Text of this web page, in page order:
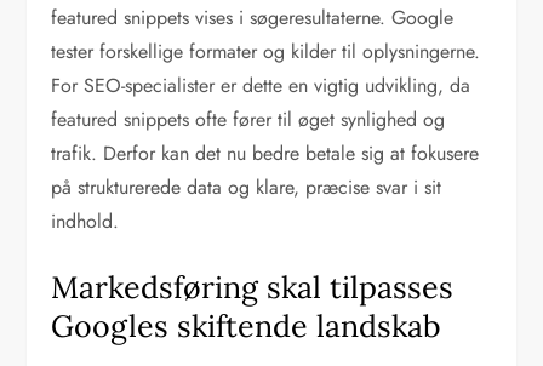
featured snippets vises i søgeresultaterne. Google
tester forskellige formater og kilder til oplysningerne.
For SEO-specialister er dette en vigtig udvikling, da
featured snippets ofte fører til øget synlighed og
trafik. Derfor kan det nu bedre betale sig at fokusere
på strukturerede data og klare, præcise svar i sit
indhold.
Markedsføring skal tilpasses
Googles skiftende landskab